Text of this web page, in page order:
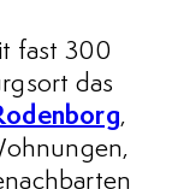
fast 300
das
,